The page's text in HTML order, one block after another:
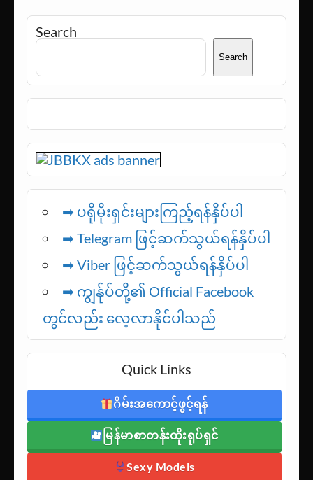
Search
Search
➡ ပရိုမိုးရှင်းများကြည့်ရန်နှိပ်ပါ
➡ Telegram ဖြင့်ဆက်သွယ်ရန်နှိပ်ပါ
➡ Viber ဖြင့်ဆက်သွယ်ရန်နှိပ်ပါ
➡ ကျွန်ုပ်တို့၏ Official Facebook
တွင်လည်း လေ့လာနိုင်ပါသည်
Quick Links
ဂိမ်းအကောင့်ဖွင့်ရန်
မြန်မာစာတန်းထိုးရုပ်ရှင်
Sexy Models